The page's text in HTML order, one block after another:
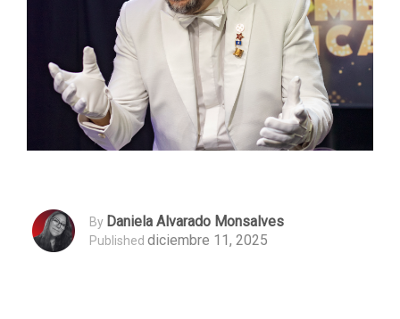
By Daniela Alvarado Monsalves
Published diciembre 11, 2025